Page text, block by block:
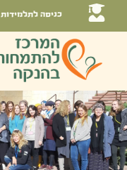
כניסה לתלמידות